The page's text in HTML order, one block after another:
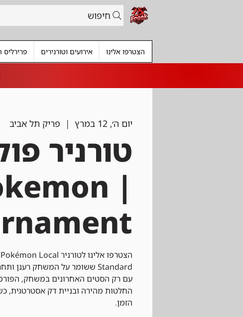
חיפוש
הצטרפו אלינו אירועים וטורנירים פרירליס
יום ה׳, 12 במרץ
  |
פריק תל אביב
טורניר
עם רק הסטים האחרונים במשחק,
החלטות מהירה ובניית דק
הזמן.